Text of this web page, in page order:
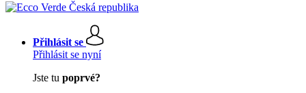
Přihlásit se
Přihlásit se nyní
Jste tu poprvé?